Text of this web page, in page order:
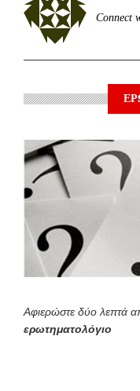
Connect
Αφιερώστε δύο λεπτά
ερωτηματολόγιο